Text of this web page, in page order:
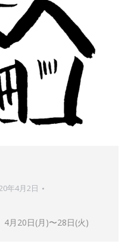
年4月2日
4月20日(月)〜28日(火)